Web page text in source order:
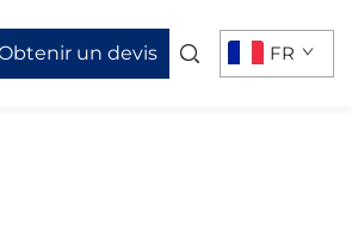
un devis FR